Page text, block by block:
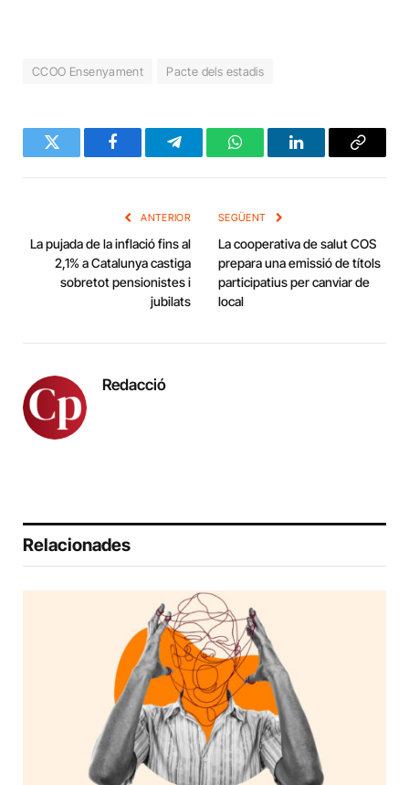
CCOO Ensenyament Pacte dels estadis
Twitter FacebookTelegramWhatsAppLinkedInCopy
ANTERIOR
La pujada de la inflació fins al
2,1% a Catalunya castiga
sobretot pensionistes i
jubilats
SEGÜENT
La cooperativa de salut COS
prepara una emissió de títols
participatius per canviar de
local
Redacció
Relacionades